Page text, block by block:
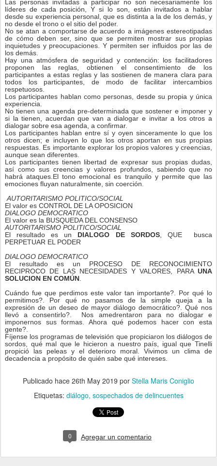
Las personas invitadas a participar no son necesariamente los
líderes de cada posición, Y si lo son, están invitados a hablar
desde su experiencia personal, que es distinta a la de los demás, y
no desde el trono o el sitio del poder.
No se atan a comportarse de acuerdo a imágenes estereotipadas
de cómo deben ser, sino que se permiten mostrar sus propias
inquietudes y preocupaciones. Y permiten ser influidos por las de
los demás.
Hay una atmósfera de seguridad y contención: los facilitadores
proponen las reglas, obtienen el consentimiento de los
participantes a estas reglas y las sostienen de manera clara para
todos los participantes, de modo de facilitar intercambios
respetuosos.
Los participantes hablan como personas, desde su propia y única
experiencia.
No tienen una agenda pre-determinada que sostener e imponer y
si la tienen, acuerdan que van a dialogar e invitar a los otros a
dialogar sobre esa agenda, a confirmar.
Los participantes hablan entre sí y oyen sinceramente lo que los
otros dicen; e incluyen lo que los otros aportan en sus propias
respuestas. Es importante explorar los propios valores y creencias,
aunque sean diferentes.
Los participantes tienen libertad de expresar sus propias dudas,
así como sus creencias y valores profundos, sabiendo que no
habrá ataques.El tono emocional es tranquilo y permite que las
emociones fluyan naturalmente, sin coerción.
AUTORITARISMO POLITICO/SOCIAL
El valor es CONTROL DE LA OPOSICION
DIALOGO DEMOCRATICO
El valor es la BUSQUEDA DEL CONSENSO
AUTORITARISMO POLITICO/SOCIAL
El resultado es un DIALOGO DE SORDOS, QUE busca
PERPETUAR EL PODER
DIALOGO DEMOCRATICO
El resultado es un PROCESO DE RECONOCIMIENTO
RECIPROCO DE LAS NECESIDADES Y VALORES, PARA UNA
SOLUCION EN COMÚN
Cuándo fue que perdimos este valor tan importante?. Por qué lo
permitimos?. Por qué no pasamos de la simple queja a la
expresión de un deseo de mayor diálogo democrático?. Qué nos
llevó a consentirlo?. Nos amedrentaron para no dialogar e
imponernos sus formas. Ahora qué podemos hacer con esta
gente?.
Fíjense los programas de televisión que propiciaron los diálogos de
sordos, qué mal que le hicieron a nuestro país, igual que Tinelli
propició las peleas y el deterioro moral. Vivimos un clima de
decadencia a propósito de quién sabe qué intereses.
Publicado hace 26th May 2019 por Stella Maris Coniglio
Etiquetas: diálogo sospechados de delincuentes
0 Agregar un comentario